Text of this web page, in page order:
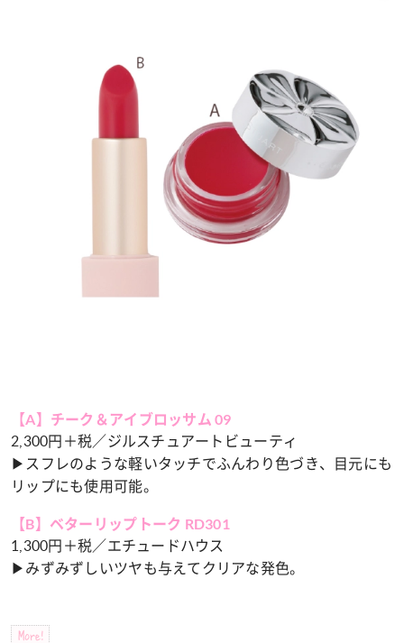
【A】チーク＆アイブロッサム 09
2,300円＋税／ジルスチュアートビューティ
▶︎スフレのような軽いタッチでふんわり色づき、目元にも
リップにも使用可能。
【B】ベターリップトーク RD301
1,300円＋税／エチュードハウス
▶︎みずみずしいツヤも与えてクリアな発色。
More!